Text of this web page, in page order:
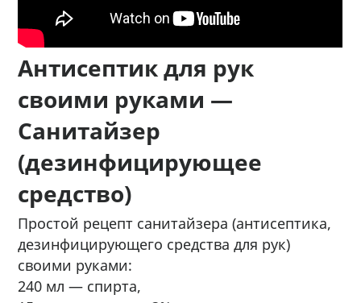
Антисептик для рук
своими руками —
Санитайзер
(дезинфицирующее
средство)
Простой рецепт санитайзера (антисептика,
дезинфицирующего средства для рук)
своими руками:
240 мл — спирта,